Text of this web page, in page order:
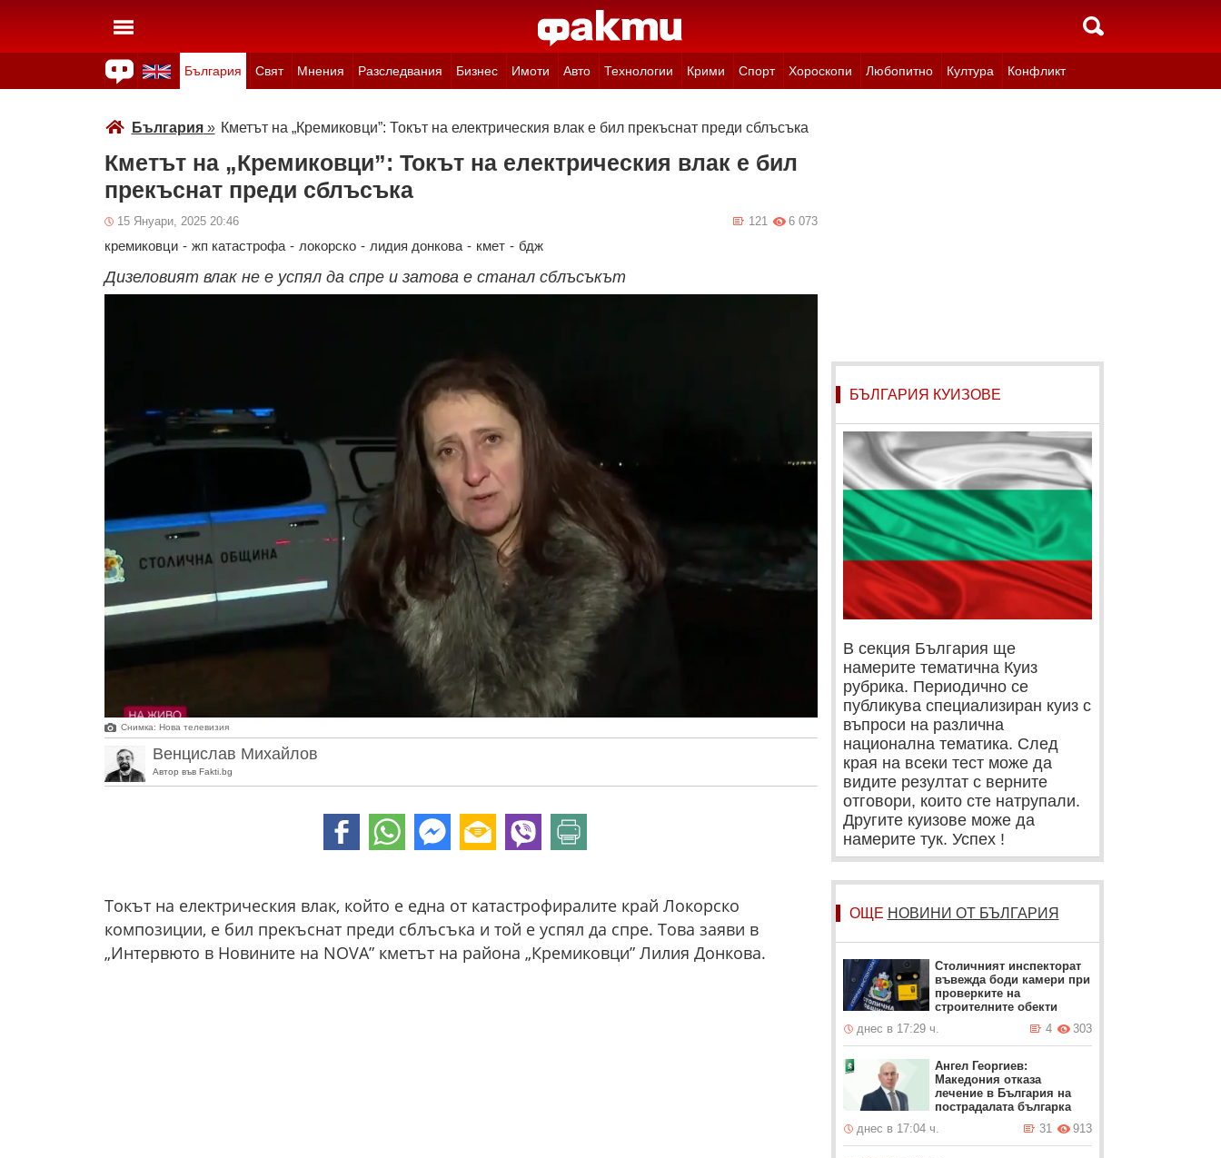
България Свят Мнения Разследвания Бизнес Имоти Авто Технологии Крими Спорт Хороскопи Любопитно Култура Конфликт
България» Кметът на „Кремиковци”: Токът на електрическия влак е бил прекъснат преди сблъсъка
Кметът на „Кремиковци”: Токът на електрическия влак е бил
прекъснат преди сблъсъка
15 Януари, 2025 20:46 6 073
121
кремиковци - жп катастрофа - локорско - лидия донкова - кмет - бдж
Дизеловият влак не е успял да спре и затова е станал сблъсъкът
Снимка: Нова телевизия
Венцислав Михайлов
Автор във Fakti.bg
Токът на електрическия влак, който е една от катастрофиралите край Локорско
композиции, е бил прекъснат преди сблъсъка и той е успял да спре. Това заяви в
„Интервюто в Новините на NOVA” кметът на района „Кремиковци” Лилия Донкова.
БЪЛГАРИЯ КУИЗОВЕ
В секция България ще
намерите тематична Куиз
рубрика. Периодично се
публикува специализиран куиз с
въпроси на различна
национална тематика. След
края на всеки тест може да
видите резултат с верните
отговори, които сте натрупали.
Другите куизове може да
намерите тук. Успех !
ОЩЕ НОВИНИ ОТ БЪЛГАРИЯ
Столичният инспекторат
въвежда боди камери при
проверките на
строителните обекти
днес в 17:29 ч.
303
4
Ангел Георгиев:
Македония отказа
лечение в България на
пострадалата българка
днес в 17:04 ч.
913
31